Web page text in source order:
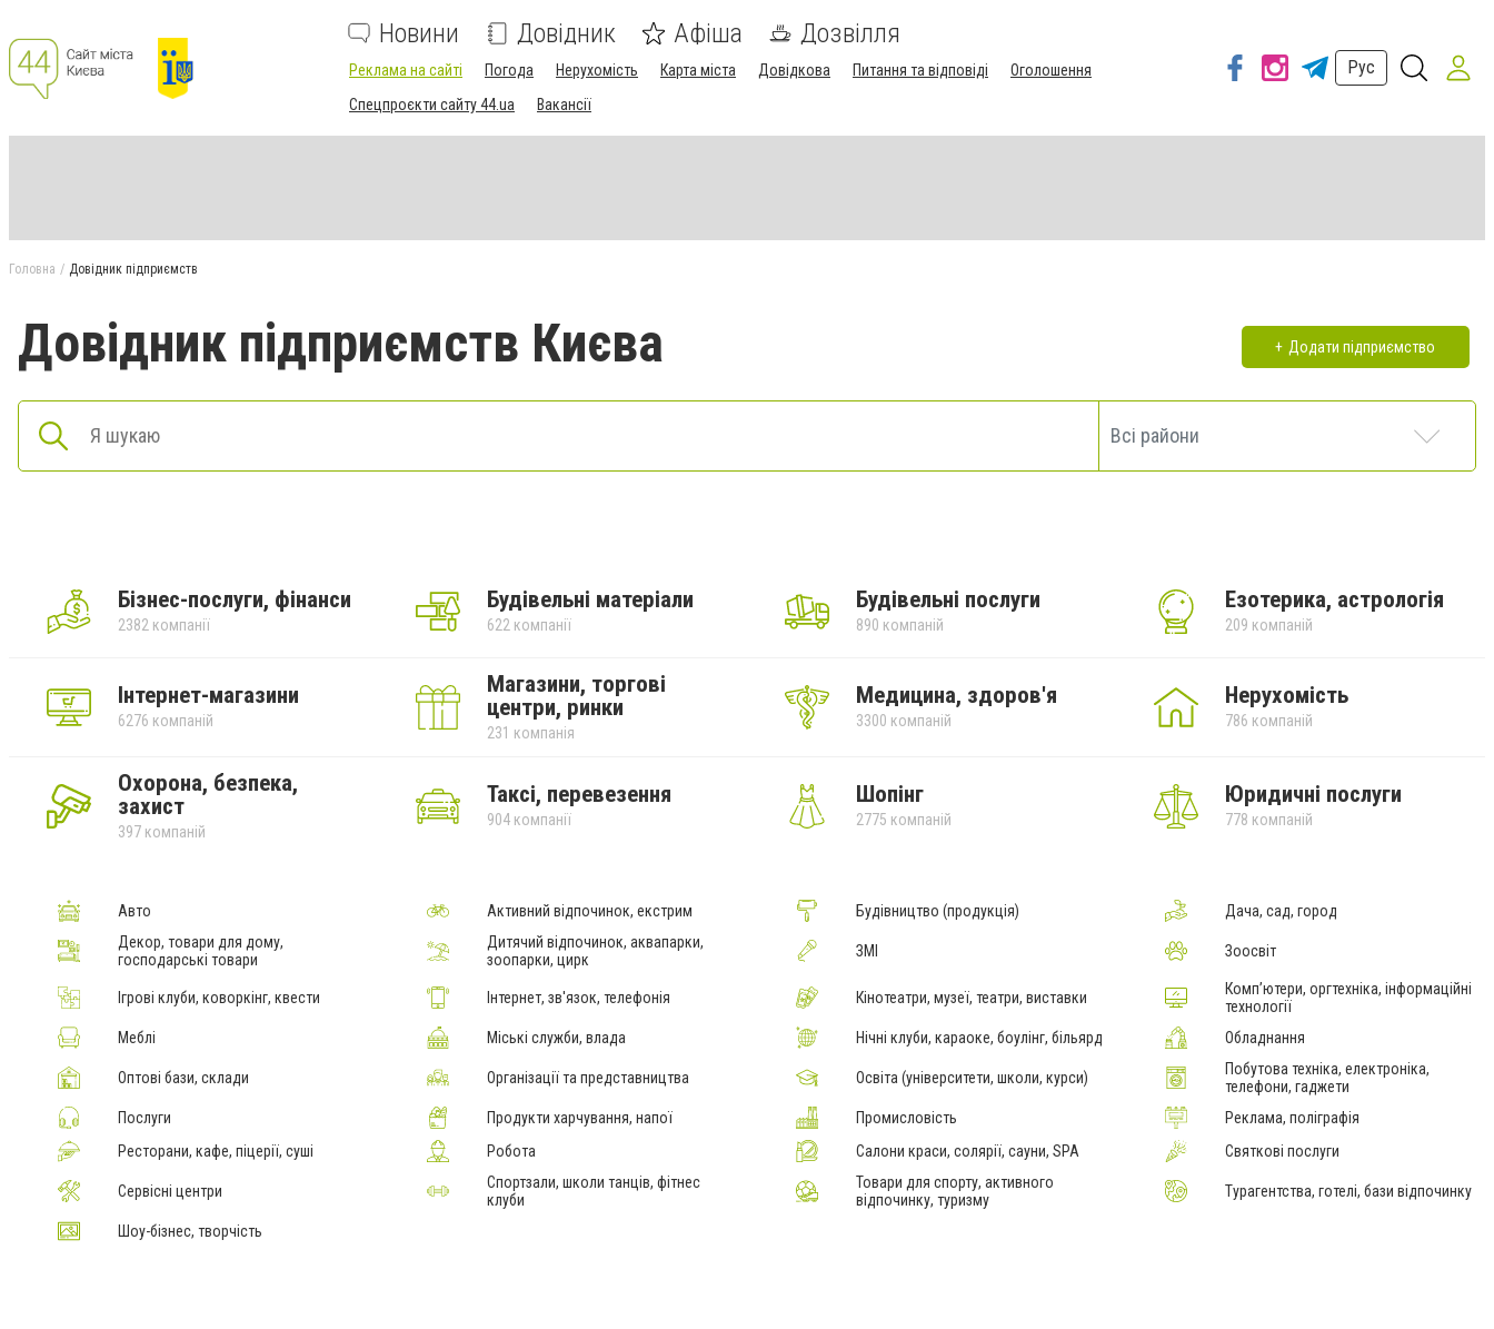
Новини Довідник Афіша Дозвілля
Реклама на сайті Погода Нерухомість Карта міста Довідкова Питання та відповіді
Оголошення
Спецпроєкти сайту 44.ua
Вакансії
Рус
Головна Довідник підприємств
Довідник підприємств Києва Додати підприємство
Бізнес-послуги, фінанси
2382 компанії
Будівельні матеріали
622 компанії
Будівельні послуги
890 компаній
Езотерика, астрологія
209 компаній
Інтернет-магазини
6276 компаній
Магазини, торгові
центри, ринки
231 компанія
Медицина, здоров'я
3300 компаній
Нерухомість
786 компаній
Охорона, безпека,
захист
397 компаній
Таксі, перевезення
904 компанії
Шопінг
2775 компаній
Юридичні послуги
778 компаній
Авто Активний відпочинок, екстрим Будівництво (продукція)
Дача, сад, город
Декор, товари для дому,
господарські товари
Дитячий відпочинок, аквапарки,
зоопарки, цирк
ЗМІ Зоосвіт
Ігрові клуби, коворкінг, квести Інтернет, зв'язок, телефонія Кінотеатри, музеї, театри, виставки
Комп’ютери, оргтехніка, інформаційні
технології
Меблі
Міські служби, влада Нічні клуби, караоке, боулінг, більярд Обладнання
Оптові бази, склади Організації та представництва Освіта (університети, школи, курси)
Побутова техніка, електроніка,
телефони, гаджети
Послуги
Продукти харчування, напої Промисловість
Реклама, поліграфія
Ресторани, кафе, піцерії, суші
Робота Салони краси, солярії, сауни, SPA Святкові послуги
Сервісні центри
Спортзали, школи танців, фітнес
клуби
Товари для спорту, активного
відпочинку, туризму
Турагентства, готелі, бази відпочинку
Шоу-бізнес, творчість